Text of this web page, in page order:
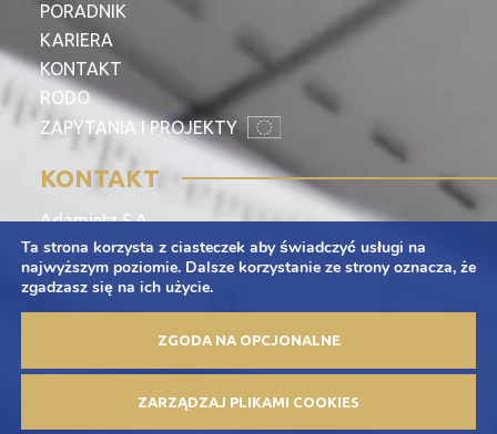
PORADNIK
KARIERA
KONTAKT
RODO
ZAPYTANIA I PROJEKTY
KONTAKT
Adamietz S.A.
ul. Braci Prankel 1
47-100 Strzelce Opolskie
+48 77 463 00 65
Ta strona korzysta z ciasteczek aby świadczyć usługi na
najwyższym poziomie. Dalsze korzystanie ze strony oznacza, że
zgadzasz się na ich użycie.
ZGODA NA OPCJONALNE
ZARZĄDZAJ PLIKAMI COOKIES